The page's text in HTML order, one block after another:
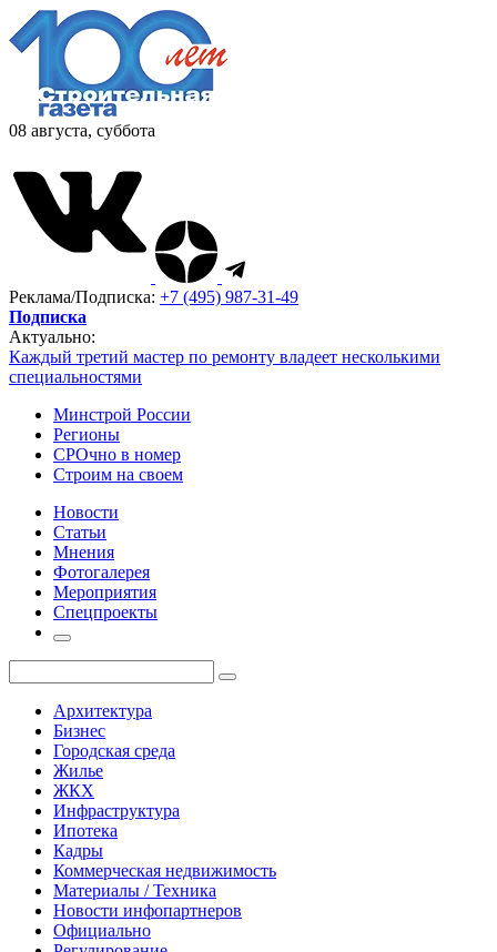
08 августа, суббота
Реклама/Подписка: +7 (495) 987-31-49
Подписка
Актуально:
Каждый третий мастер по ремонту владеет несколькими
специальностями
Минстрой России
Регионы
СРОчно в номер
Строим на своем
Новости
Статьи
Мнения
Фотогалерея
Мероприятия
Спецпроекты
Архитектура
Бизнес
Городская среда
Жилье
ЖКХ
Инфраструктура
Ипотека
Кадры
Коммерческая недвижимость
Материалы / Техника
Новости инфопартнеров
Официально